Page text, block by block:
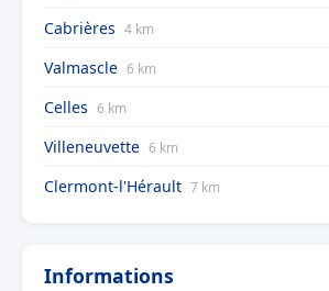
Cabrières 4 km
Valmascle 6 km
Celles 6 km
Villeneuvette 6 km
Clermont-l'Hérault 7 km
Informations